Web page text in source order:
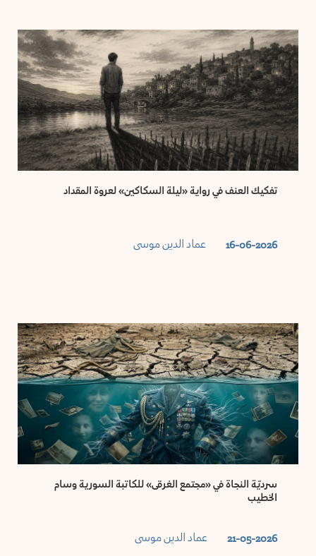
تفكيك العنف في رواية «ليلة السكاكين» لعروة المقداد
عماد الدين موسى 16-06-2026
سرديّة النجاة في «مجتمع الغرقى» للكاتبة السورية وسام
الخطيب
عماد الدين موسى 21-05-2026